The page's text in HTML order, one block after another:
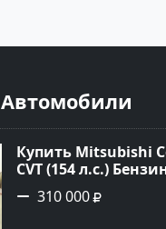
Автомобили
Купить Mitsubishi
CVT (154 л.с.)
турбонаддув в
цвет Чёрный
310 000